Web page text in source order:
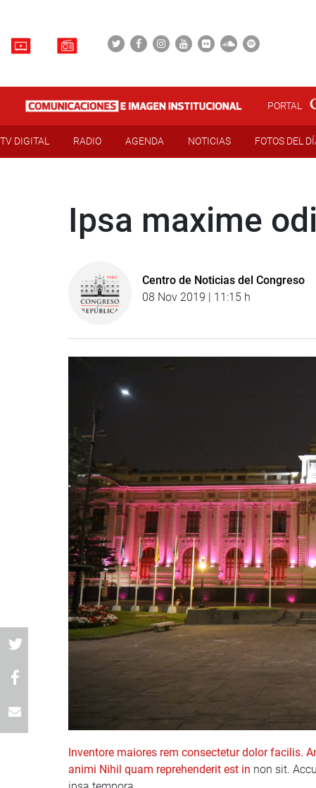
PORTAL
TV DIGITAL RADIO AGENDA NOTICIAS FOTOS DEL
Ipsa maxime
Centro de Noticias del Congreso
08 Nov 2019 | 11:15 h
Inventore maiores rem consectetur dolor facilis.
animi Nihil quam reprehenderit est in non sit.